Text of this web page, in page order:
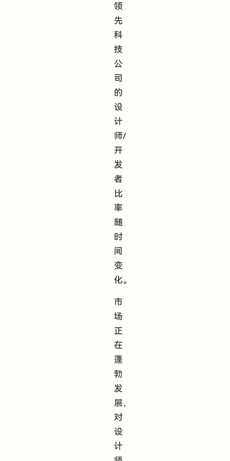
领
先
科
技
公
司
的
设
计
师/
开
发
者
比
率
随
时
间
变
化。
市
场
正
在
蓬
勃
发
展，
对
设
计